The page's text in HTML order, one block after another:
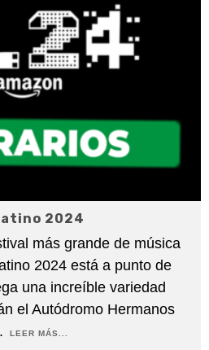
2024
más grande de música
2024 está a punto de
una increíble variedad
el Autódromo Hermanos
LEER MÁS...